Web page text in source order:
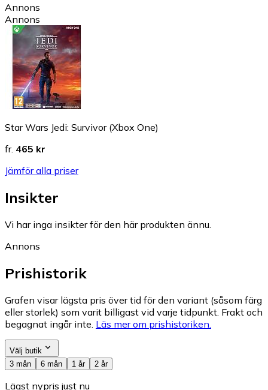
Annons
Annons
Star Wars Jedi: Survivor (Xbox One)
fr. 465 kr
Jämför alla priser
Insikter
Vi har inga insikter för den här produkten ännu.
Annons
Prishistorik
Grafen visar lägsta pris över tid för den variant (såsom färg
eller storlek) som varit billigast vid varje tidpunkt. Frakt och
begagnat ingår inte. Läs mer om prishistoriken.
Välj butik
3 mån
6 mån 1 år 2 år
Lägst nypris just nu